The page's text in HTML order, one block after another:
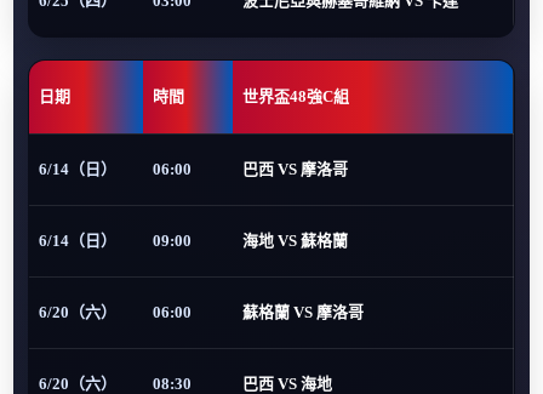
日期 時間 世界盃48強C組
6/14（日） 06:00 巴西 VS 摩洛哥
6/14（日） 09:00 海地 VS 蘇格蘭
6/20（六） 06:00 蘇格蘭 VS 摩洛哥
6/20（六） 08:30 巴西 VS 海地